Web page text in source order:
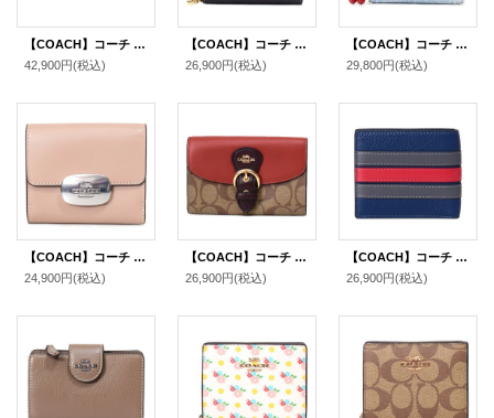
【COACH】コーチ 長財布 レザー エッセンシャル ロゴ スリム アコーディオン ジップ アラウンド 長財布 ダークネイビー（日本未発売）
42,900円(税込)
【COACH】コーチ 財布 二つ折り グラデーション コーティングキャンバス レザー シグネチャー ロゴ チャーム スナップ ウォレット 財布 ブラウン（日本未発売）
26,900円(税込)
【COACH】コーチ 財布 デニム さくらんぼ レザー ロゴ チャーム コンパクト スナップ ウォレット 二つ折り 財布 ライトインディゴ（日本未発売）
29,800円(税込)
【COACH】コーチ カーフレザー スモール エライザ ロゴ ウォレット コンパクト 二つ折り財布 トープ〔日本未発売〕
24,900円(税込)
【COACH】コーチ コーティングキャンバス レザー シグネチャー クリオ ミディアム ウォレット 二つ折り財布 カーキマルチ（日本未発売）
26,900円(税込)
【COACH】コーチ 財布 メンズ レザー ストライプ バーシティ ID ビル コンパクト ウォレット 二つ折り財布 ディープブルーマルチ（日本未発売）
26,900円(税込)